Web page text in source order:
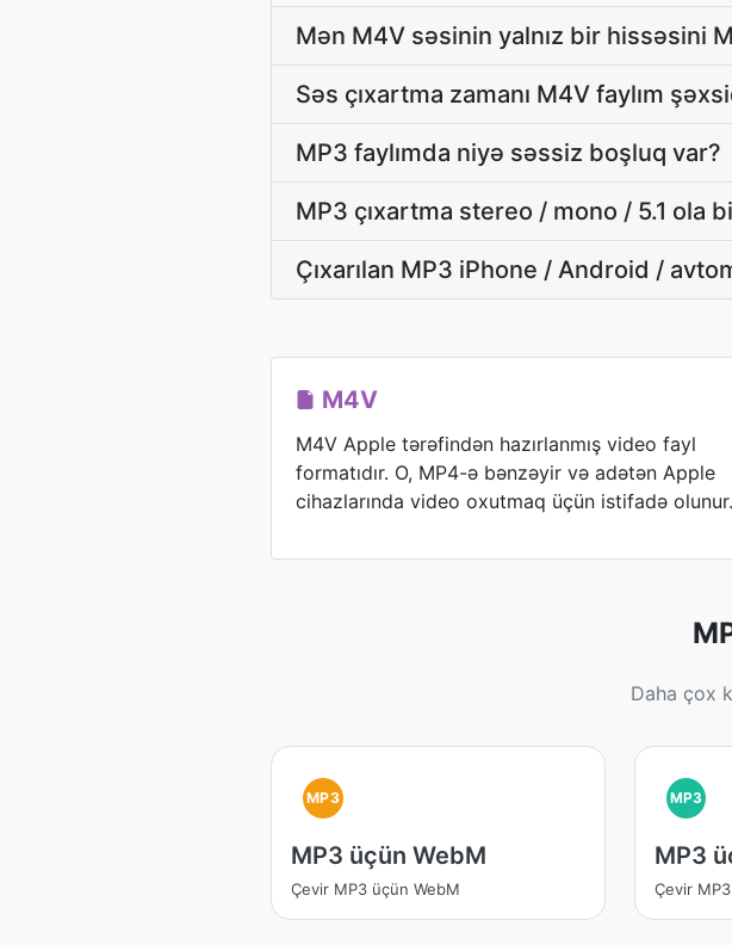
Mən M4V səsinin yalnız bir hissəsini
Səs çıxartma zamanı M4V faylım
MP3 faylımda niyə səssiz boşluq var?
MP3 çıxartma stereo / mono / 5.1 ola
Çıxarılan MP3 iPhone / Android /
M4V
M4V Apple tərəfindən hazırlanmış video fayl
formatıdır. O, MP4-ə bənzəyir və adətən Apple
cihazlarında video oxutmaq üçün istifadə olunur.
Daha çox
MP3
MP3 üçün WebM
Çevir MP3 üçün WebM
MP3
MP3
Çevir